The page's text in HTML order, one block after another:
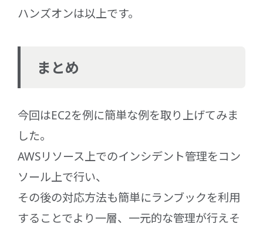
ハンズオンは以上です。
まとめ
今回はEC2を例に簡単な例を取り上げてみま
した。
AWSリソース上でのインシデント管理をコン
ソール上で行い、
その後の対応方法も簡単にランブックを利用
することでより一層、一元的な管理が行えそ